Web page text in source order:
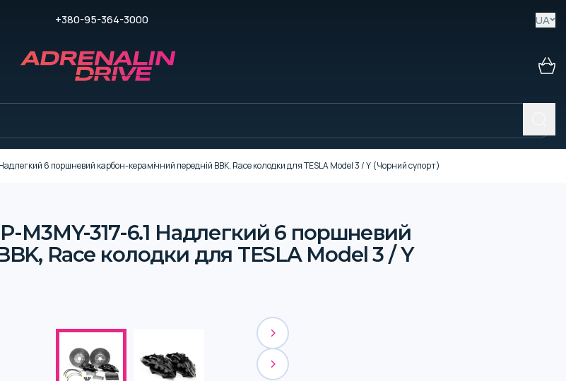
+380-95-364-3000 UA
6 поршневий карбон-керамічний передній BBK, Race колодки для TESLA Model 3 / Y (Чорний супорт)
M3MY-317-6.1 Надлегкий 6 поршневий
Race колодки для TESLA Model 3 / Y